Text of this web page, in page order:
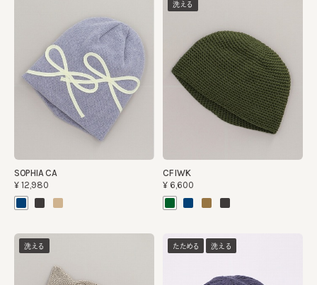
SOPHIA CA
¥12,980
洗える
CF IWK
¥6,600
洗える たためる 洗える